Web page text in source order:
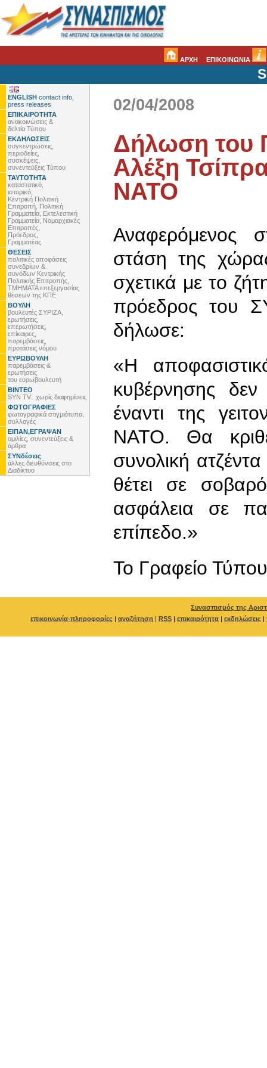
ΑΡΧΗ ΕΠΙΚΟΙΝΩΝΙΑ
ENGLISH contact info,
press releases
ΕΠΙΚΑΙΡΟΤΗΤΑ
ανακοινώσεις &
δελτία Τύπου
ΕΚΔΗΛΩΣΕΙΣ
συγκεντρώσεις,
περιοδείες,
συσκέψεις,
συνεντεύξεις Τύπου
ΤΑΥΤΟΤΗΤΑ
καταστατικό,
ιστορικό,
Κεντρική Πολιτική
Επιτροπή, Πολιτική
Γραμματεία, Εκτελεστική
Γραμματεία, Νομαρχιακές
Επιτροπές,
Πρόεδρος,
Γραμματέας
ΘΕΣΕΙΣ
πολιτικές αποφάσεις
συνεδρίων &
συνόδων Κεντρικής
Πολιτικής Επιτροπής,
ΤΜΗΜΑΤΑ επεξεργασίας
θέσεων της ΚΠΕ
ΒΟΥΛΗ
βουλευτές ΣΥΡΙΖΑ,
ερωτήσεις,
επερωτήσεις,
επίκαιρες,
παρεμβάσεις,
προτάσεις νόμου
ΕΥΡΩΒΟΥΛΗ
παρεμβάσεις &
ερωτήσεις
του ευρωβουλευτή
ΒΙΝΤΕΟ
SYN TV.. χωρίς διαφημίσεις
ΦΩΤΟΓΡΑΦΙΕΣ
φωτογραφικά στιγμιότυπα,
συλλογές
ΕΙΠΑΝ,ΕΓΡΑΨΑΝ
ομιλίες, συνεντεύξεις &
άρθρα
ΣΥΝδέσεις
άλλες διευθύνσεις στο
Διαδίκτυο
02/04/2008
Δήλωση του
Αλέξη
ΝΑΤΟ
Αναφερόμενος
στάση της
σχετικά με το
πρόεδρος του
δήλωσε:
«Η
κυβέρνησης
έναντι της
ΝΑΤΟ. Θα
συνολική
θέτει σε
ασφάλεια σε
επίπεδο.»
To Γραφείο Τύπου
Συνασπισμός της
επικοινωνία-πληροφορίες | αναζήτηση | RSS | επικαιρότητα | εκδηλώσεις |